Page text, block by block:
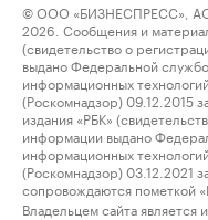
© ООО «БИЗНЕСПРЕСС»,
2026. Сообщения и
(свидетельство о
выдано Федеральной
информационных
(Роскомнадзор) 09.12.2015
издания «РБК»
информации выдано
информационных
(Роскомнадзор)
сопровождаются пометкой
Владельцем сайта является